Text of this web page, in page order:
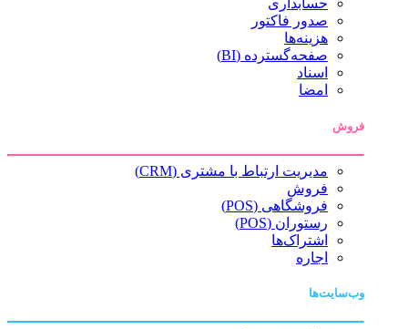
حسابداری
صدور فاکتور
هزینه‌ها
صفحه‌گسترده (BI)
اسناد
امضا
فروش
مدیریت ارتباط با مشتری (CRM)
فروش
فروشگاهی (POS)
رستوران (POS)
اشتراک‌ها
اجاره
وب‌سایت‌ها